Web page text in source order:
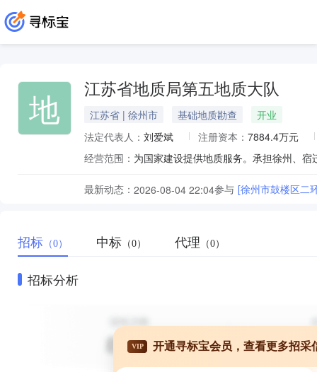
地 江苏省地质局第五地质大队
江苏省 | 徐州市 基础地质勘查
开业
法定代表人： 刘爱斌 注册资本： 7884.4万元
经营范围：
最新动态： 2026-08-04 22:04参与 [徐州市鼓楼区二
招标 （0） 中标 （0） 代理 （0）
招标分析
VIP 开通寻标宝会员，查看更多招采